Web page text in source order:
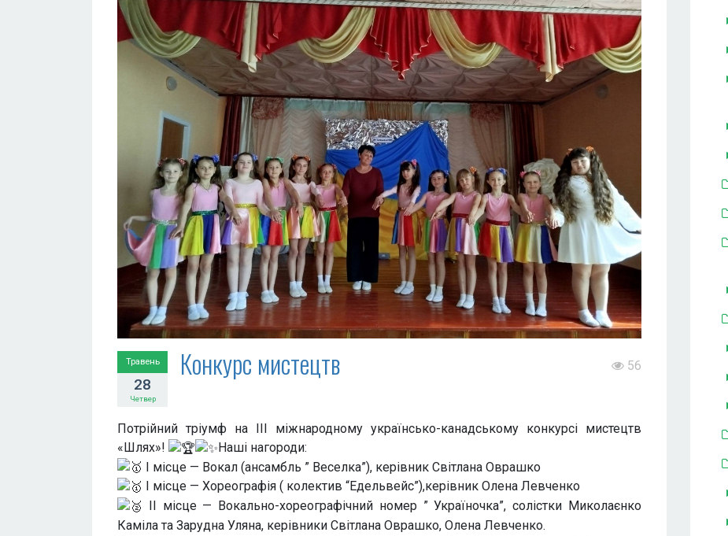
Травень
28
Четвер
Конкурс мистецтв 56
Потрійний тріумф на ІІІ міжнародному українсько-канадському конкурсі мистецтв
«Шлях»!
Наші нагороди:
I місце — Вокал (ансамбль ” Веселка”), керівник Світлана Оврашко
I місце — Хореографія ( колектив “Едельвейс”),керівник Олена Левченко
II місце — Вокально-хореографічний номер ” Україночка”, солістки Миколаєнко
Каміла та Зарудна Уляна, керівники Світлана Оврашко, Олена Левченко.